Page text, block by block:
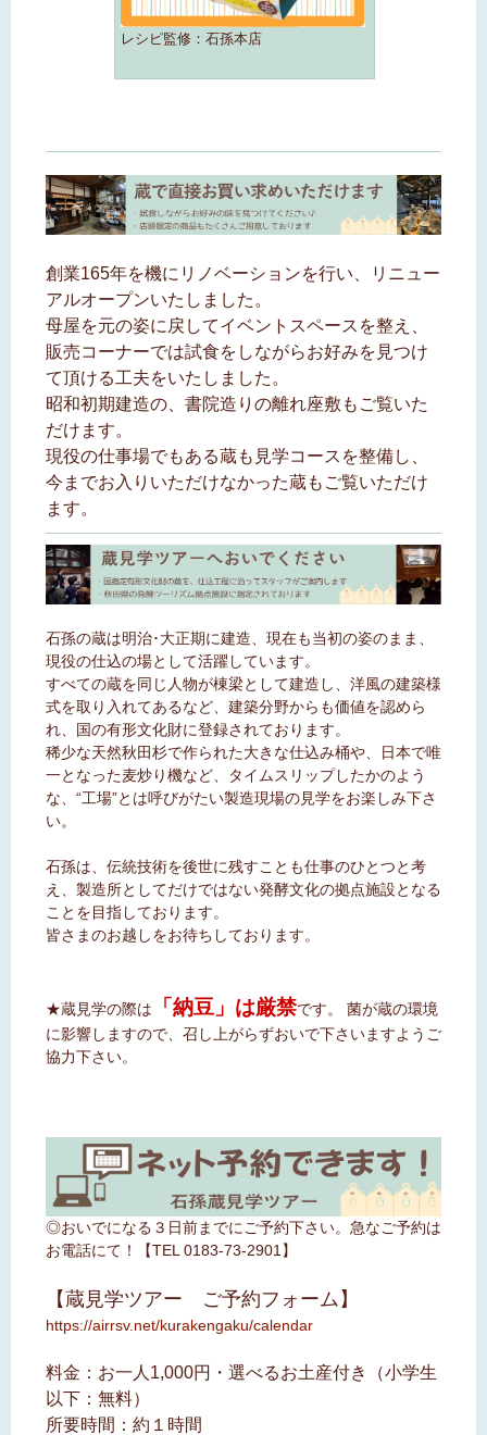
レシピ監修：石孫本店
創業165年を機にリノベーションを行い、リニュー
アルオープンいたしました。
母屋を元の姿に戻してイベントスペースを整え、
販売コーナーでは試食をしながらお好みを見つけ
て頂ける工夫をいたしました。
昭和初期建造の、書院造りの離れ座敷もご覧いた
だけます。
現役の仕事場でもある蔵も見学コースを整備し、
今までお入りいただけなかった蔵もご覧いただけ
ます。
石孫の蔵は明治･大正期に建造、現在も当初の姿のまま、
現役の仕込の場として活躍しています。
すべての蔵を同じ人物が棟梁として建造し、洋風の建築様
式を取り入れてあるなど、建築分野からも価値を認めら
れ、国の有形文化財に登録されております。
稀少な天然秋田杉で作られた大きな仕込み桶や、日本で唯
一となった麦炒り機など、タイムスリップしたかのよう
な、“工場”とは呼びがたい製造現場の見学をお楽しみ下さ
い。
石孫は、伝統技術を後世に残すことも仕事のひとつと考
え、製造所としてだけではない発酵文化の拠点施設となる
ことを目指しております。
皆さまのお越しをお待ちしております。
★蔵見学の際は 「納豆」は厳禁です。 菌が蔵の環境
に影響しますので、召し上がらずおいで下さいますようご
協力下さい。
◎おいでになる３日前までにご予約下さい。急なご予約は
お電話にて！【TEL 0183-73-2901】
【蔵見学ツアー ご予約フォーム】
https://airrsv.net/kurakengaku/calendar
料金：お一人1,000円・選べるお土産付き（小学生
以下：無料）
所要時間：約１時間